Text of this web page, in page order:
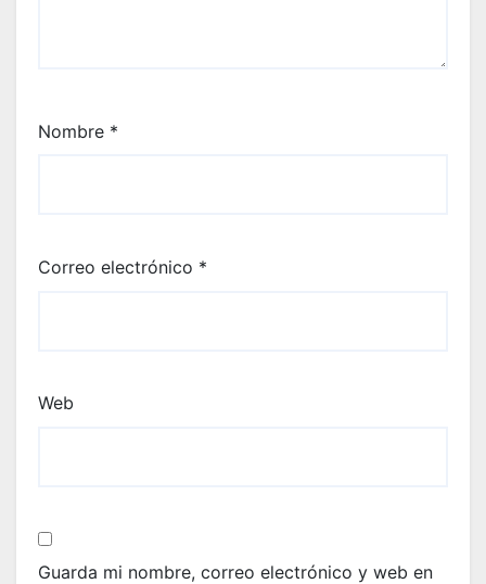
Nombre *
Correo electrónico *
Web
Guarda mi nombre, correo electrónico y web en